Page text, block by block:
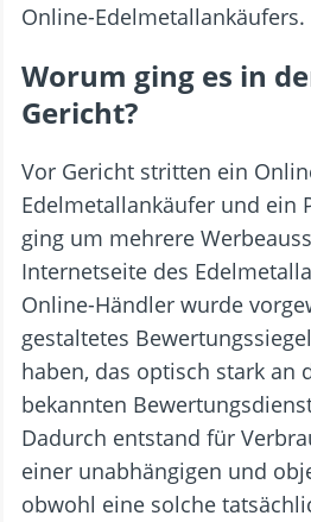
Online-Edelmetallankäufers.
Worum ging es in
Gericht?
Vor Gericht stritten ein
Edelmetallankäufer und ein
ging um mehrere
Internetseite des
Online-Händler wurde
gestaltetes
haben, das optisch stark an
bekannten
Dadurch entstand für
einer unabhängigen und
obwohl eine solche